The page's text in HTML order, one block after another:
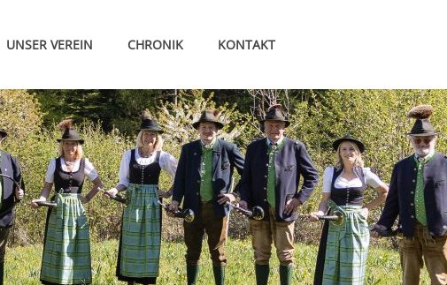
UNSER VEREIN CHRONIK KONTAKT